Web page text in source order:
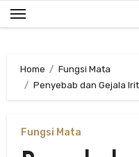
Skip
to
Home
Fungsi Mata
Penyebab dan Gejala
Fungsi Mata